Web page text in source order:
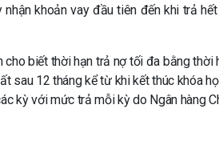
nhận khoản vay đầu tiên đến khi trả
cho biết thời hạn trả nợ tối đa bằng
sau 12 tháng kể từ khi kết thúc khóa
kỳ với mức trả mỗi kỳ do Ngân hàng